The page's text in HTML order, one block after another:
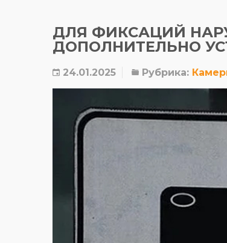
ДЛЯ ФИКСАЦИЙ
ДОПОЛНИТЕЛЬНО
24.01.2025 Рубрика: